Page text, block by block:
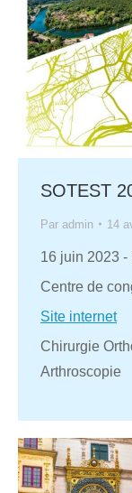
SOTEST
Par admin 14
16 juin 2023 -
Centre de
Site internet
Chirurgie
Arthroscopie